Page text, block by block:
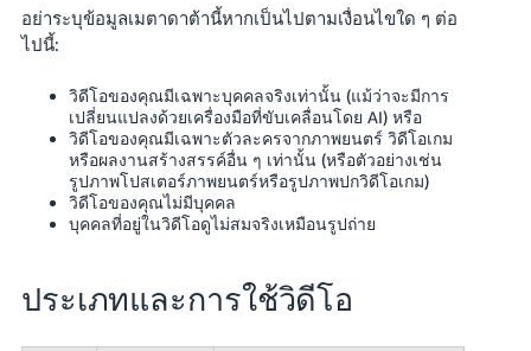
อย่าระบุข้อมูลเมตาดาต้านี้หากเป็นไปตามเงื่อนไขใด ๆ ต่อ
ไปนี้:
วิดีโอของคุณมีเฉพาะบุคคลจริงเท่านั้น (แม้ว่าจะมีการ
เปลี่ยนแปลงด้วยเครื่องมือที่ขับเคลื่อนโดย AI) หรือ
วิดีโอของคุณมีเฉพาะตัวละครจากภาพยนตร์ วิดีโอเกม
หรือผลงานสร้างสรรค์อื่น ๆ เท่านั้น (หรือตัวอย่างเช่น
รูปภาพโปสเตอร์ภาพยนตร์หรือรูปภาพปกวิดีโอเกม)
วิดีโอของคุณไม่มีบุคคล
บุคคลที่อยู่ในวิดีโอดูไม่สมจริงเหมือนรูปถ่าย
ประเภทและการใช้วิดีโอ